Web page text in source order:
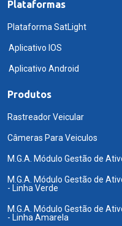
Plataformas
Plataforma SatLight
Aplicativo IOS
Aplicativo Android
Produtos
Rastreador Veicular
Câmeras Para Veiculos
M.G.A. Módulo Gestão de
M.G.A. Módulo Gestão de
- Linha Verde
M.G.A. Módulo Gestão de
- Linha Amarela